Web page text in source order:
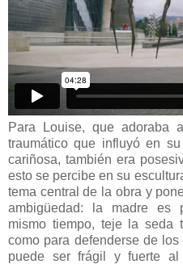
Para Louise, que adoraba
traumático que influyó en
cariñosa, también era
esto se percibe en su
tema central de la obra y
ambigüedad: la madre es
mismo tiempo, teje la seda
como para defenderse de
puede ser frágil y fuerte al